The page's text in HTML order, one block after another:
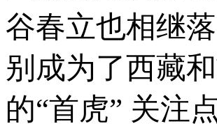
谷春立也相继
别成为了西藏
的“首虎” 关注